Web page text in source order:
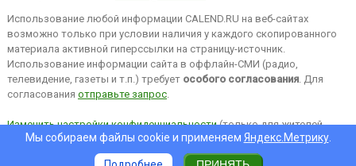
Использование любой информации CALEND.RU на веб-сайтах
возможно только при условии наличия у каждого скопированного
материала активной гиперссылки на страницу-источник.
Использование информации сайта в оффлайн-СМИ (радио,
телевидение, газеты и т.п.) требует особого согласования. Для
согласования отправьте запрос.
Изменить настройки конфиденциальности(только для жителей
EEA).Мы собираем файлы cookie и применяем Яндекс.Метрику.